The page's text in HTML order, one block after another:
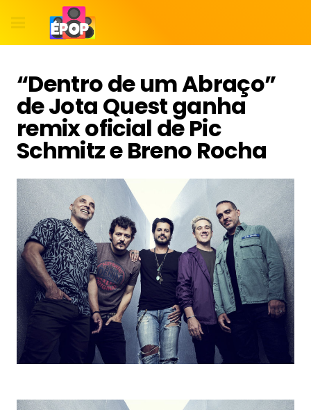
“Dentro de um Abraço”
de Jota Quest ganha
remix oficial de Pic
Schmitz e Breno Rocha